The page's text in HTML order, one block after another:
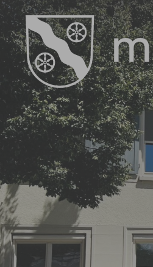
Zum Hauptinhalt springen